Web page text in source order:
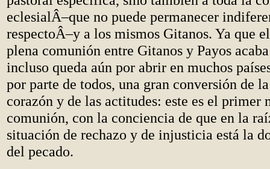
eclesialÂ–que no puede permanecer
respectoÂ–y a los mismos Gitanos. Ya que
plena comunión entre Gitanos y Payos
incluso queda aún por abrir en muchos
por parte de todos, una gran conversión de
corazón y de las actitudes: este es el primer
comunión, con la conciencia de que en la
situación de rechazo y de injusticia está la
del pecado.